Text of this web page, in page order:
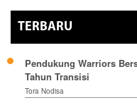
TERBARU
Pendukung Warriors
Tahun Transisi
Tora Nodisa